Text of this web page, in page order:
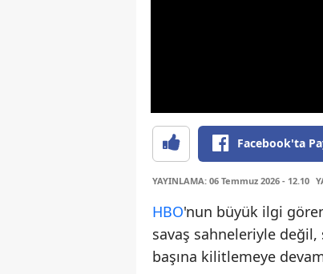
Facebook'ta
YAYINLAMA: 06 Temmuz 2026 - 12.10
HBO'nun büyük ilgi
savaş sahneleriyle
başına kilitlemeye